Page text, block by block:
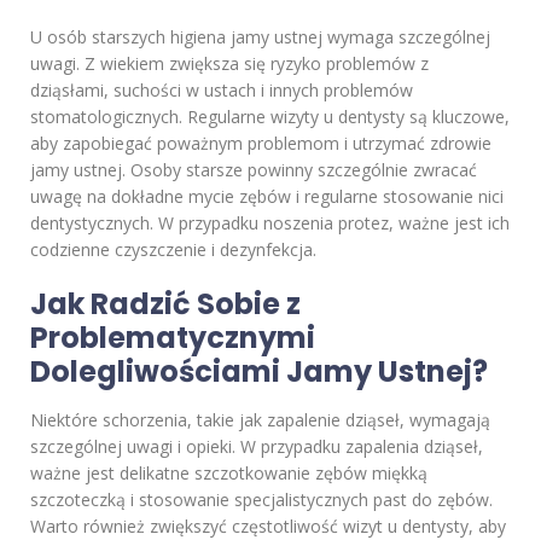
U osób starszych higiena jamy ustnej wymaga szczególnej
uwagi. Z wiekiem zwiększa się ryzyko problemów z
dziąsłami, suchości w ustach i innych problemów
stomatologicznych. Regularne wizyty u dentysty są kluczowe,
aby zapobiegać poważnym problemom i utrzymać zdrowie
jamy ustnej. Osoby starsze powinny szczególnie zwracać
uwagę na dokładne mycie zębów i regularne stosowanie nici
dentystycznych. W przypadku noszenia protez, ważne jest ich
codzienne czyszczenie i dezynfekcja.
Jak Radzić Sobie z
Problematycznymi
Dolegliwościami Jamy Ustnej?
Niektóre schorzenia, takie jak zapalenie dziąseł, wymagają
szczególnej uwagi i opieki. W przypadku zapalenia dziąseł,
ważne jest delikatne szczotkowanie zębów miękką
szczoteczką i stosowanie specjalistycznych past do zębów.
Warto również zwiększyć częstotliwość wizyt u dentysty, aby